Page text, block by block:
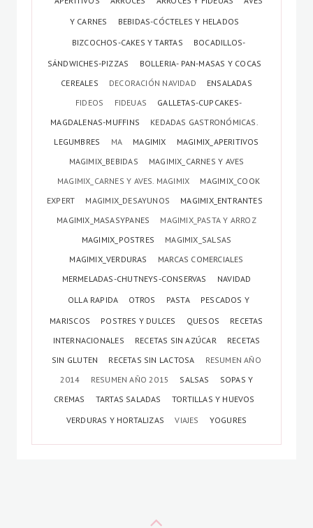
Y CARNES
BEBIDAS-CÓCTELES Y HELADOS
BIZCOCHOS-CAKES Y TARTAS
BOCADILLOS-
SÁNDWICHES-PIZZAS
BOLLERIA- PAN-MASAS Y COCAS
CEREALES
DECORACIÓN NAVIDAD
ENSALADAS
FIDEOS
FIDEUAS
GALLETAS-CUPCAKES-
MAGDALENAS-MUFFINS
KEDADAS GASTRONÓMICAS.
LEGUMBRES
MA MAGIMIX
MAGIMIX_APERITIVOS
MAGIMIX_BEBIDAS
MAGIMIX_CARNES Y AVES
MAGIMIX_CARNES Y AVES. MAGIMIX
MAGIMIX_COOK
EXPERT
MAGIMIX_DESAYUNOS
MAGIMIX_ENTRANTES
MAGIMIX_MASASYPANES
MAGIMIX_PASTA Y ARROZ
MAGIMIX_POSTRES
MAGIMIX_SALSAS
MAGIMIX_VERDURAS
MARCAS COMERCIALES
MERMELADAS-CHUTNEYS-CONSERVAS
NAVIDAD
OLLA RAPIDA
OTROS PASTA
PESCADOS Y
MARISCOS
POSTRES Y DULCES QUESOS
RECETAS
INTERNACIONALES
RECETAS SIN AZÚCAR
RECETAS
SIN GLUTEN
RECETAS SIN LACTOSA
RESUMEN AÑO
2014
RESUMEN AÑO 2015 SALSAS
SOPAS Y
CREMAS
TARTAS SALADAS
TORTILLAS Y HUEVOS
VERDURAS Y HORTALIZAS
VIAJES YOGURES